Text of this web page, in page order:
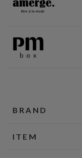
BRAND
ITEM